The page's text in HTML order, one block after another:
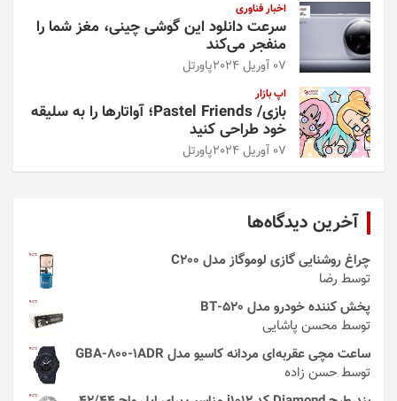
اخبار فناوری
سرعت دانلود این گوشی چینی، مغز شما را
منفجر می‌کند
07 آوریل 2024 پاورتل
اپ بازار
بازی/ Pastel Friends؛ آواتارها را به سلیقه
خود طراحی کنید
07 آوریل 2024 پاورتل
آخرین دیدگاه‌ها
چراغ روشنایی گازی لوموگاز مدل C200
توسط رضا
پخش کننده خودرو مدل 520-BT
توسط محسن پاشایی
ساعت مچی عقربه‌ای مردانه کاسیو مدل GBA-800-1ADR
توسط حسن زاده